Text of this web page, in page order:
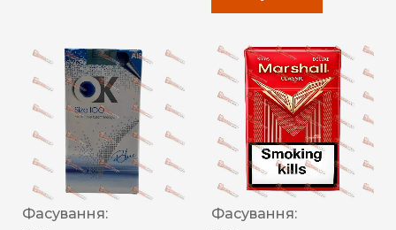
Фасування:
Фасування: